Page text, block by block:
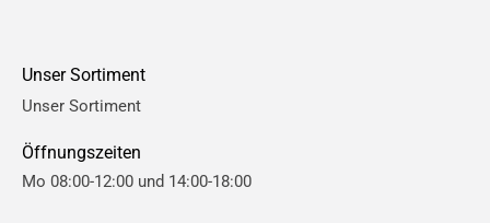
Unser Sortiment
Unser Sortiment
Öffnungszeiten
Mo 08:00-12:00 und 14:00-18:00